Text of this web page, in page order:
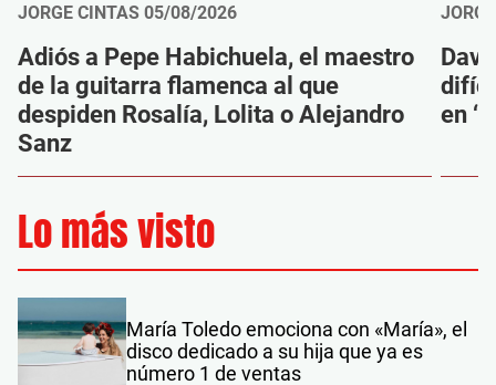
JORGE CINTAS 05/08/2026
Adiós a Pepe Habichuela, el maestro
de la guitarra flamenca al que
despiden Rosalía, Lolita o Alejandro
Sanz
en
Lo más visto
María Toledo emociona con «María», el
disco dedicado a su hija que ya es
número 1 de ventas